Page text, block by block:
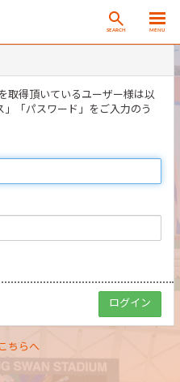
SEARCH MENU
取得頂いているユーザー様は以
」「パスワード」をご入力のう
ちらへ